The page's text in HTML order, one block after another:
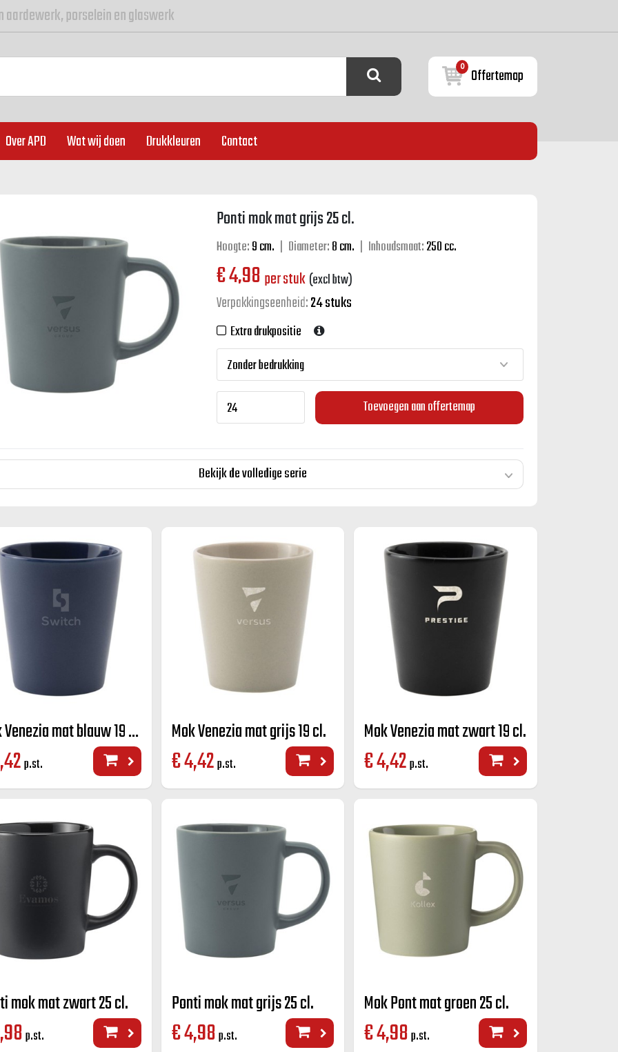
porselein en glaswerk
0 Offertemap
Over APD Wat wij doen Drukkleuren Contact
Ponti mok mat grijs 25 cl.
Hoogte:9 cm. | Diameter:8 cm. | Inhoudsmaat:250 cc.
€4,98 per stuk (excl btw)
Verpakkingseenheid:24 stuks
Extra drukpositie
Toevoegen aan offertemap
Bekijk de volledige serie
Mok Venezia mat blauw 19 cl.
p.st.
Mok Venezia mat grijs 19 cl.
€4,42p.st.
Mok Venezia mat zwart 19 cl.
€4,42p.st.
mok mat zwart 25 cl.
p.st.
Ponti mok mat grijs 25 cl.
€4,98p.st.
Mok Pont mat groen 25 cl.
€4,98p.st.